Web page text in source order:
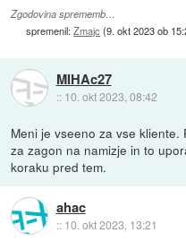
Zgodovina sprememb…
spremenil:Zmajc (9. okt 2023 ob
MIHAc27
:: 10. okt 2023, 08:42
Meni je vseeno za vse
za zagon na namizje in to
koraku pred tem.
ahac
:: 10. okt 2023, 13:21